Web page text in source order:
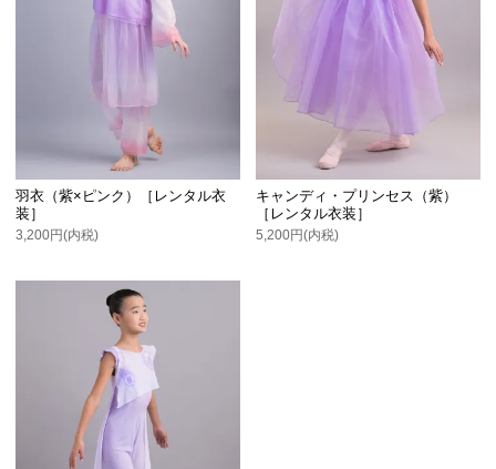
羽衣（紫×ピンク）［レンタル衣
装］
3,200円(内税)
キャンディ・プリンセス（紫）
［レンタル衣装］
5,200円(内税)